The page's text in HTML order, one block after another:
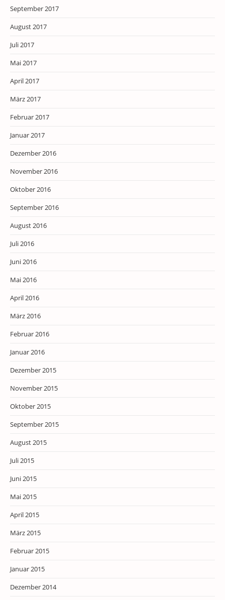
September 2017
August 2017
Juli 2017
Mai 2017
April 2017
März 2017
Februar 2017
Januar 2017
Dezember 2016
November 2016
Oktober 2016
September 2016
August 2016
Juli 2016
Juni 2016
Mai 2016
April 2016
März 2016
Februar 2016
Januar 2016
Dezember 2015
November 2015
Oktober 2015
September 2015
August 2015
Juli 2015
Juni 2015
Mai 2015
April 2015
März 2015
Februar 2015
Januar 2015
Dezember 2014